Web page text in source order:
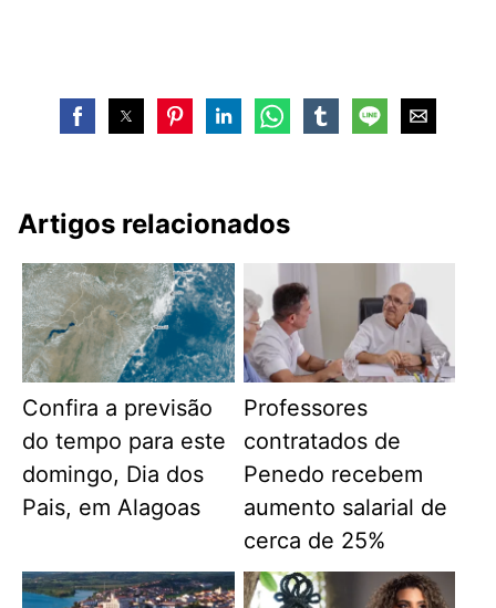
Artigos relacionados
Confira a previsão
do tempo para este
domingo, Dia dos
Pais, em Alagoas
Professores
contratados de
Penedo recebem
aumento salarial de
cerca de 25%